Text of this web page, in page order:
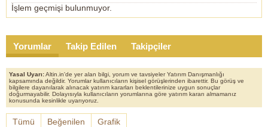
İşlem geçmişi bulunmuyor.
Yorumlar Takip Edilen Takipçiler
Yasal Uyarı:Altin.in'de yer alan bilgi, yorum ve tavsiyeler Yatırım Danışmanlığı
kapsamında değildir. Yorumlar kullanıcıların kişisel görüşlerinden ibarettir. Bu görüş ve
bilgilere dayanılarak alınacak yatırım kararları beklentilerinize uygun sonuçlar
doğurmayabilir. Dolayısıyla kullanıcıların yorumlarına göre yatırım kararı almamanız
konusunda kesinlikle uyarıyoruz.
Tümü Beğenilen Grafik